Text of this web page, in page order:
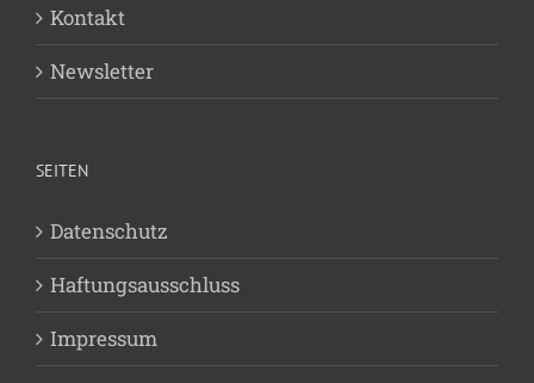
Kontakt
Newsletter
SEITEN
Datenschutz
Haftungsausschluss
Impressum